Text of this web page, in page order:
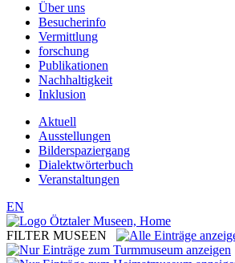
Über uns
Besucherinfo
Vermittlung
forschung
Publikationen
Nachhaltigkeit
Inklusion
Aktuell
Ausstellungen
Bilderspaziergang
Dialektwörterbuch
Veranstaltungen
EN
FILTER MUSEEN